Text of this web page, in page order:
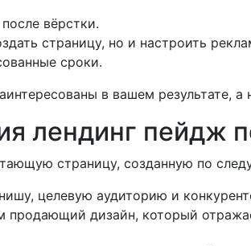
вёрстки.
страницу, но и настроить
сроки.
в вашем результате, а
лендинг пейдж
страницу, созданную по
целевую аудиторию и
продающий дизайн, который